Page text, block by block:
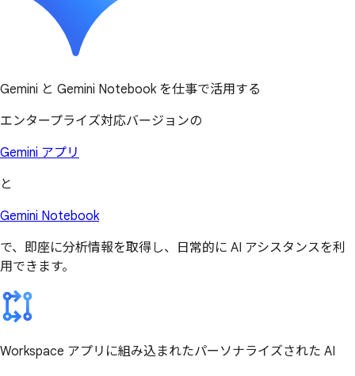
Gemini と Gemini Notebook を仕事で活用する
エンタープライズ対応バージョンの
Gemini アプリ
と
Gemini Notebook
で、即座に分析情報を取得し、日常的に AI アシスタンスを利
用できます。
Workspace アプリに組み込まれたパーソナライズされた AI